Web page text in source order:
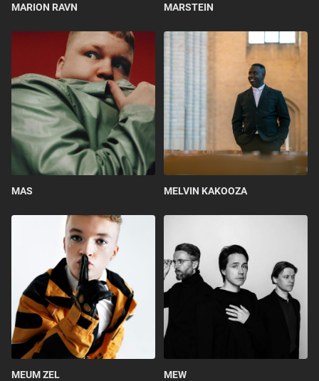
MARION RAVN MARSTEIN
MAS MELVIN KAKOOZA
MEUM ZEL MEW